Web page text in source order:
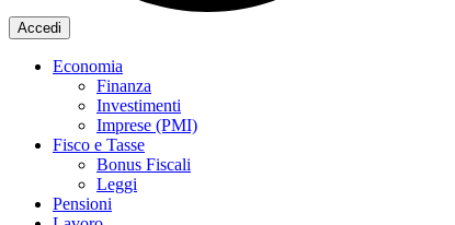
Accedi
Economia
Finanza
Investimenti
Imprese (PMI)
Fisco e Tasse
Bonus Fiscali
Leggi
Pensioni